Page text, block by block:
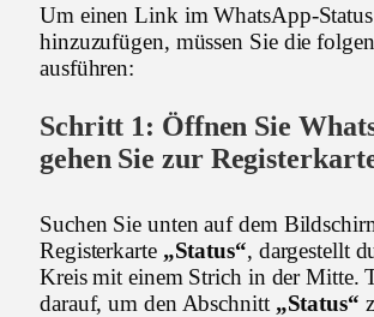
Um einen Link im WhatsApp-Status
hinzuzufügen, müssen Sie die
ausführen:
Schritt 1: Öffnen Sie
gehen Sie zur
Suchen Sie unten auf dem
Registerkarte„Status“, dargestellt
Kreis mit einem Strich in der Mitte.
darauf, um den Abschnitt „Status“